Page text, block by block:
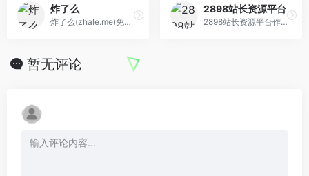
炸了么
炸了么(zhale.me)免费提供网站速度测试、网络速度检测、多地区在线ping测试、dns查询、路由跟踪查询、ipv6网站测试等站长工具；网络检测节点覆盖全球，国内检测节点覆盖各省电信、联通、移动、教育网等。
2898站长资源平台
2898站长资源平台作为最全面的站长资源服务平台，致力于为广大站长和网站运营人员提供包含了友链交换、站长资讯、友情链接、网站交易、免费流量交换、站长工具、 网站资源交换、软文投稿、软文推广等各个领域，是站长最好的选择
暂无评论